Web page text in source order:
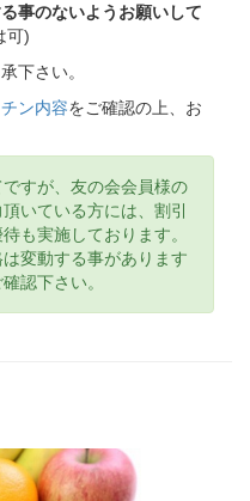
事のないようお願いして
可)
下さい。
ン内容をご確認の上、お
すが、友の会会員様の
いている方には、割引
も実施しております。
変動する事があります
認下さい。